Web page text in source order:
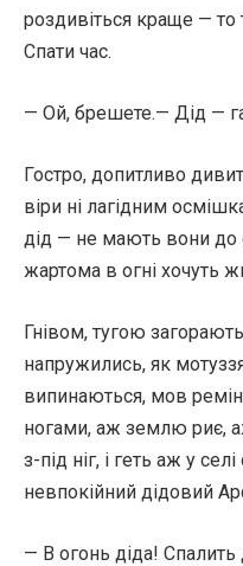
роздивіться краще — то
Спати час.
— Ой, брешете.— Дід —
Гостро, допитливо
віри ні лагідним
дід — не мають вони
жартома в огні хочуть
Гнівом, тугою
напружились, як
випинаються, мов
ногами, аж землю риє,
з-під ніг, і геть аж у
невпокійний дідовий
— В огонь діда! Спалить